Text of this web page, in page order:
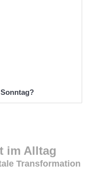
im Alltag
Transformation